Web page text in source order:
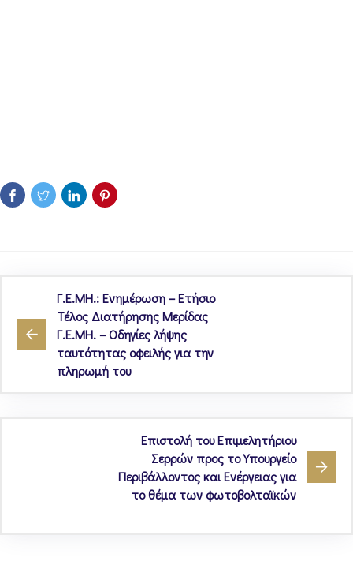
Γ.Ε.ΜΗ.: Ενημέρωση – Ετήσιο
Τέλος Διατήρησης Μερίδας
Γ.Ε.ΜΗ. – Οδηγίες λήψης
ταυτότητας οφειλής για την
πληρωμή του
Επιστολή του Επιμελητήριου
Σερρών προς το Υπουργείο
Περιβάλλοντος και Ενέργειας για
το θέμα των φωτοβολταϊκών